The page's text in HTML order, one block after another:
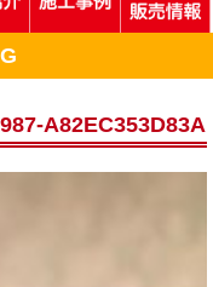
A82EC353D83A